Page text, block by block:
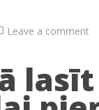
Leave a comment